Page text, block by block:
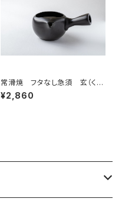
常滑焼 フタなし急須 玄（く
ろ） 網細かい 深蒸し茶も
対応可 ２８０㎖ 黒色のみ
¥2,860